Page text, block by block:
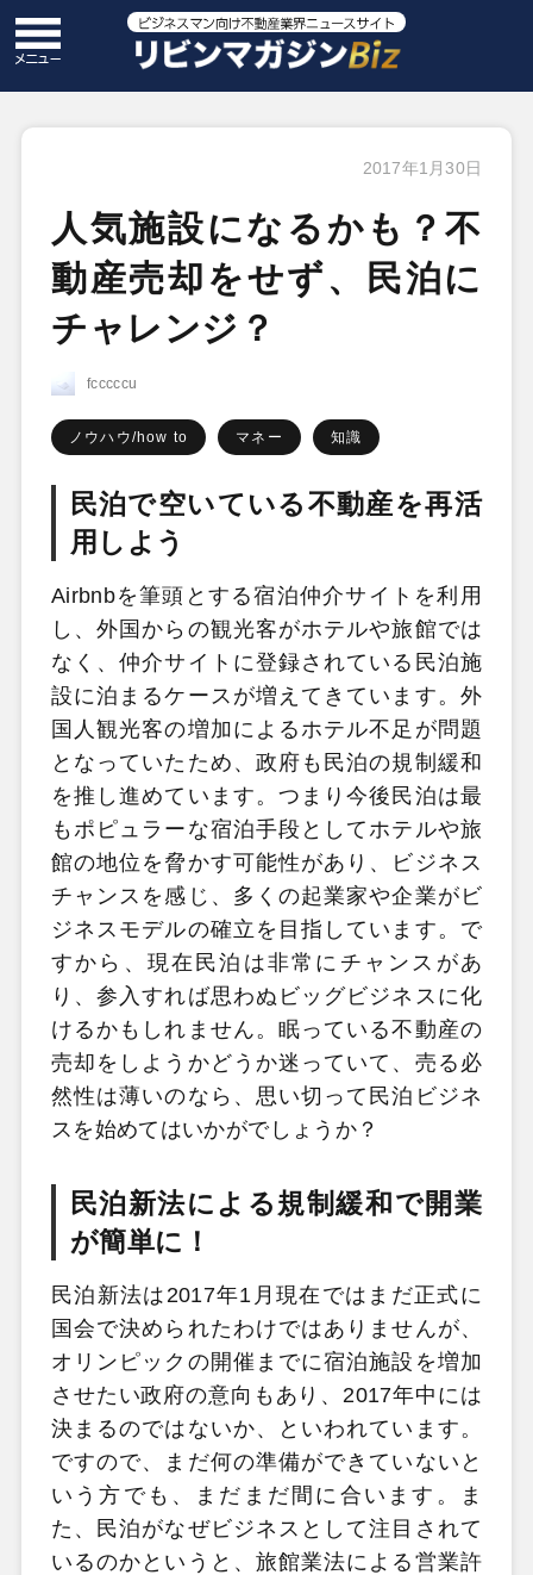
2017年1月30日
人気施設になるかも？不
動産売却をせず、民泊に
チャレンジ？
fcccccu
ノウハウ/how to マネー 知識
民泊で空いている不動産を再活
用しよう
Airbnbを筆頭とする宿泊仲介サイトを利用
し、外国からの観光客がホテルや旅館では
なく、仲介サイトに登録されている民泊施
設に泊まるケースが増えてきています。外
国人観光客の増加によるホテル不足が問題
となっていたため、政府も民泊の規制緩和
を推し進めています。つまり今後民泊は最
もポピュラーな宿泊手段としてホテルや旅
館の地位を脅かす可能性があり、ビジネス
チャンスを感じ、多くの起業家や企業がビ
ジネスモデルの確立を目指しています。で
すから、現在民泊は非常にチャンスがあ
り、参入すれば思わぬビッグビジネスに化
けるかもしれません。眠っている不動産の
売却をしようかどうか迷っていて、売る必
然性は薄いのなら、思い切って民泊ビジネ
スを始めてはいかがでしょうか？
民泊新法による規制緩和で開業
が簡単に！
民泊新法は2017年1月現在ではまだ正式に
国会で決められたわけではありませんが、
オリンピックの開催までに宿泊施設を増加
させたい政府の意向もあり、2017年中には
決まるのではないか、といわれています。
ですので、まだ何の準備ができていないと
いう方でも、まだまだ間に合います。ま
た、民泊がなぜビジネスとして注目されて
いるのかというと、旅館業法による営業許